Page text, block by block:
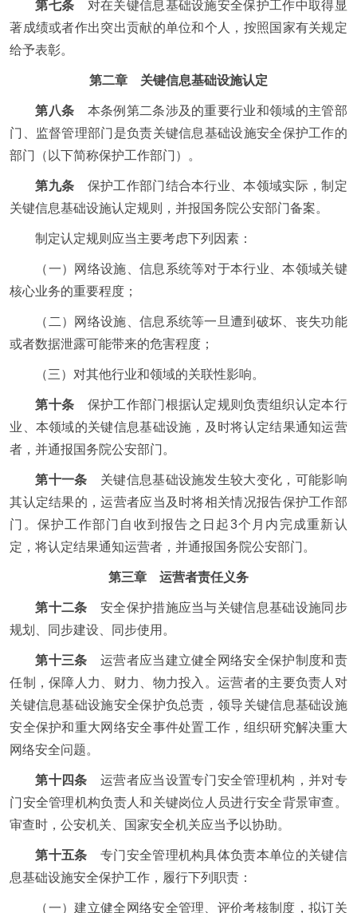
第七条 对在关键信息基础设施安全保护工作中取得显
著成绩或者作出突出贡献的单位和个人，按照国家有关规定
给予表彰。
第二章 关键信息基础设施认定
第八条 本条例第二条涉及的重要行业和领域的主管部
门、监督管理部门是负责关键信息基础设施安全保护工作的
部门（以下简称保护工作部门）。
第九条 保护工作部门结合本行业、本领域实际，制定
关键信息基础设施认定规则，并报国务院公安部门备案。
制定认定规则应当主要考虑下列因素：
（一）网络设施、信息系统等对于本行业、本领域关键
核心业务的重要程度；
（二）网络设施、信息系统等一旦遭到破坏、丧失功能
或者数据泄露可能带来的危害程度；
（三）对其他行业和领域的关联性影响。
第十条 保护工作部门根据认定规则负责组织认定本行
业、本领域的关键信息基础设施，及时将认定结果通知运营
者，并通报国务院公安部门。
第十一条 关键信息基础设施发生较大变化，可能影响
其认定结果的，运营者应当及时将相关情况报告保护工作部
门。保护工作部门自收到报告之日起3个月内完成重新认
定，将认定结果通知运营者，并通报国务院公安部门。
第三章 运营者责任义务
第十二条 安全保护措施应当与关键信息基础设施同步
规划、同步建设、同步使用。
第十三条 运营者应当建立健全网络安全保护制度和责
任制，保障人力、财力、物力投入。运营者的主要负责人对
关键信息基础设施安全保护负总责，领导关键信息基础设施
安全保护和重大网络安全事件处置工作，组织研究解决重大
网络安全问题。
第十四条 运营者应当设置专门安全管理机构，并对专
门安全管理机构负责人和关键岗位人员进行安全背景审查。
审查时，公安机关、国家安全机关应当予以协助。
第十五条 专门安全管理机构具体负责本单位的关键信
息基础设施安全保护工作，履行下列职责：
（一）建立健全网络安全管理、评价考核制度，拟订关